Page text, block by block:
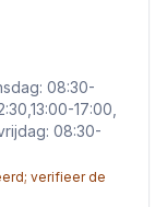
08:30-
17:00,
08:30-
verifieer de